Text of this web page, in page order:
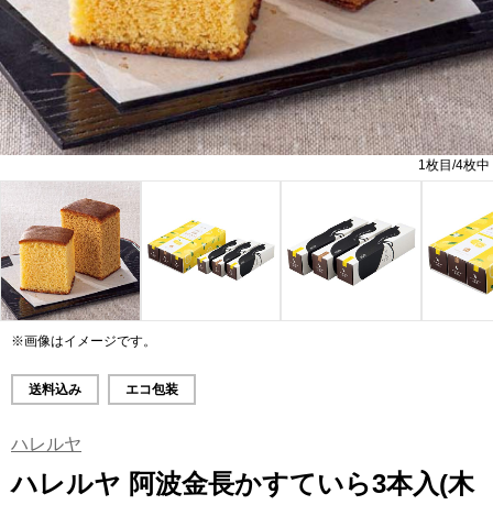
1枚目/4枚中
※画像はイメージです。
送料込み エコ包装
ハレルヤ
ハレルヤ 阿波金長かすていら3本入(木